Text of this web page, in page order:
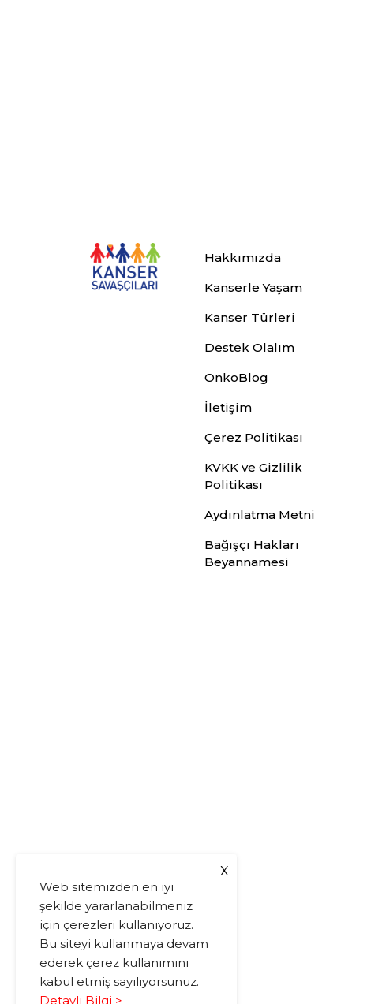
Hakkımızda
Kanserle Yaşam
Kanser Türleri
Destek Olalım
OnkoBlog
İletişim
Çerez Politikası
KVKK ve Gizlilik
Politikası
Aydınlatma Metni
Bağışçı Hakları
Beyannamesi
Web sitemizden en iyi
şekilde yararlanabilmeniz
için çerezleri kullanıyoruz.
Bu siteyi kullanmaya devam
ederek çerez kullanımını
kabul etmiş sayılıyorsunuz.
Detaylı Bilgi >
X